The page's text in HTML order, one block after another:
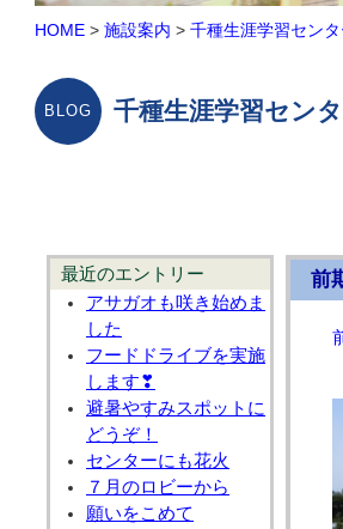
HOME > 施設案内 > 千種生涯学習センタ
千種生涯学習セン
最近のエントリー
アサガオも咲き始めま
した
フードドライブを実施
します❣
避暑やすみスポットに
どうぞ！
センターにも花火
７月のロビーから
願いをこめて
前